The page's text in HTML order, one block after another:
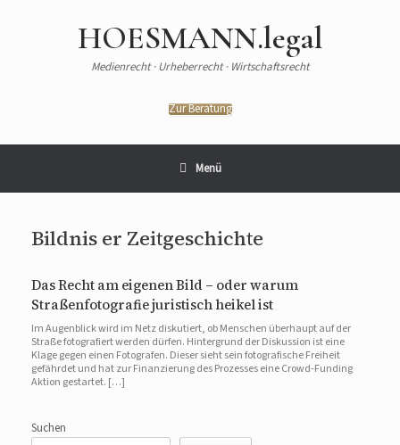
HOESMANN.legal
Medienrecht · Urheberrecht · Wirtschaftsrecht
Zur Beratung
Menü
Bildnis er Zeitgeschichte
Das Recht am eigenen Bild – oder warum
Straßenfotografie juristisch heikel ist
Im Augenblick wird im Netz diskutiert, ob Menschen überhaupt auf der
Straße fotografiert werden dürfen. Hintergrund der Diskussion ist eine
Klage gegen einen Fotografen. Dieser sieht sein fotografische Freiheit
gefährdet und hat zur Finanzierung des Prozesses eine Crowd-Funding
Aktion gestartet. […]
Suchen